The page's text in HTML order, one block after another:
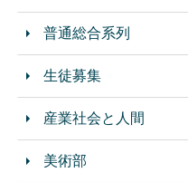
普通総合系列
生徒募集
産業社会と人間
美術部